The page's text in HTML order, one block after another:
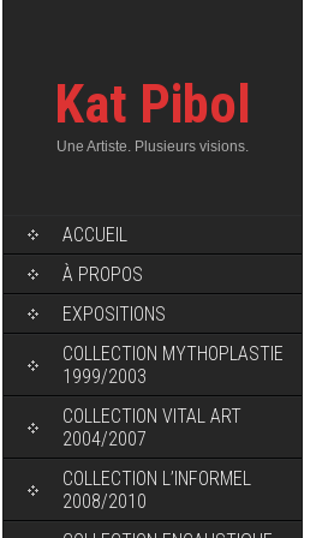
Kat Pibol
Une Artiste. Plusieurs visions.
ACCUEIL
À PROPOS
EXPOSITIONS
COLLECTION MYTHOPLASTIE
1999/2003
COLLECTION VITAL ART
2004/2007
COLLECTION L’INFORMEL
2008/2010